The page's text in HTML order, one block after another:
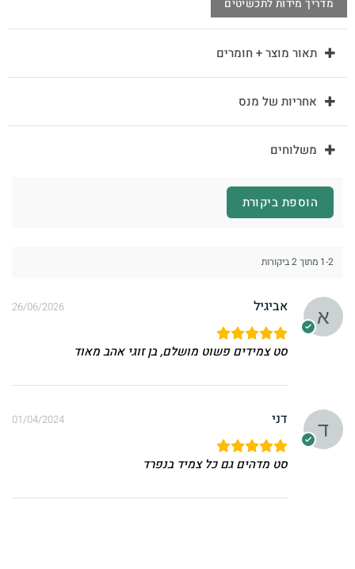
מדריך מידות לתכשיטים
תאור מוצר + חומרים
אחריות של מנס
משלוחים
הוספת ביקורת
1-2 מתוך 2 ביקורות
אביגיל 26/06/2026
סט צמידים פשוט מושלם, בן זוגי אהב מאוד
דני 01/04/2024
סט מדהים גם כל צמיד בנפרד